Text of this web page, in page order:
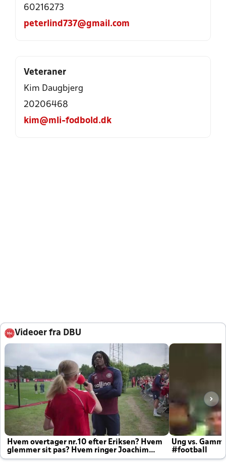
60216273
peterlind737@gmail.com
Veteraner
Kim Daugbjerg
20206468
kim@mli-fodbold.dk
Videoer fra DBU
Hvem overtager nr.10 efter Eriksen? Hvem
glemmer sit pas? Hvem ringer Joachim
altid til efter kampe?
Ung vs.
#football